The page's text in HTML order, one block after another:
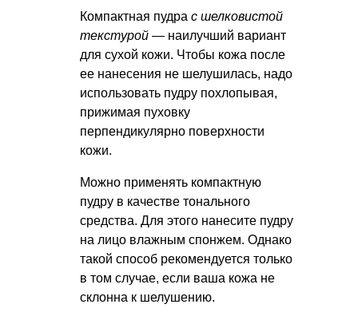
Компактная пудра с шелковистой
текстурой — наилучший вариант
для сухой кожи. Чтобы кожа после
ее нанесения не шелушилась, надо
использовать пудру похлопывая,
прижимая пуховку
перпендикулярно поверхности
кожи.
Можно применять компактную
пудру в качестве тонального
средства. Для этого нанесите пудру
на лицо влажным спонжем. Однако
такой способ рекомендуется только
в том случае, если ваша кожа не
склонна к шелушению.